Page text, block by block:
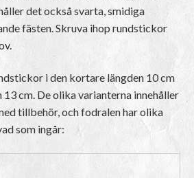
det också svarta, smidiga
fästen. Skruva ihop rundstickor
i den kortare längden 10 cm
cm. De olika varianterna innehåller
tillbehör, och fodralen har olika
som ingår: